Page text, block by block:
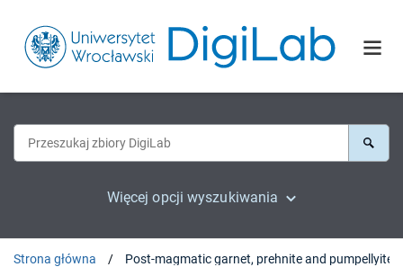
Więcej opcji wyszukiwania
Strona główna